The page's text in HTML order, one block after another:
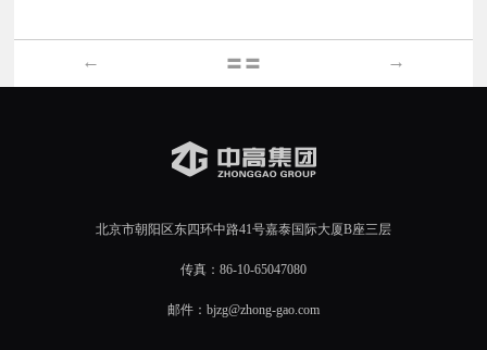
← 〓〓 →
北京市朝阳区东四环中路41号嘉泰国际大厦B座三层
传真：86-10-65047080
邮件：bjzg@zhong-gao.com